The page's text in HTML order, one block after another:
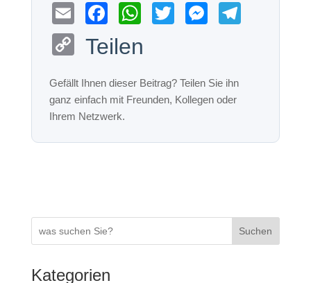
E
m
ail
a
c
e
b
o
o
W
h
at
s
A
p
er
M
e
n
er
C
p
y
Teilen
Suchen
Kategorien